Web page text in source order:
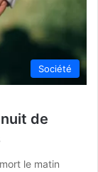
Société
de
le matin